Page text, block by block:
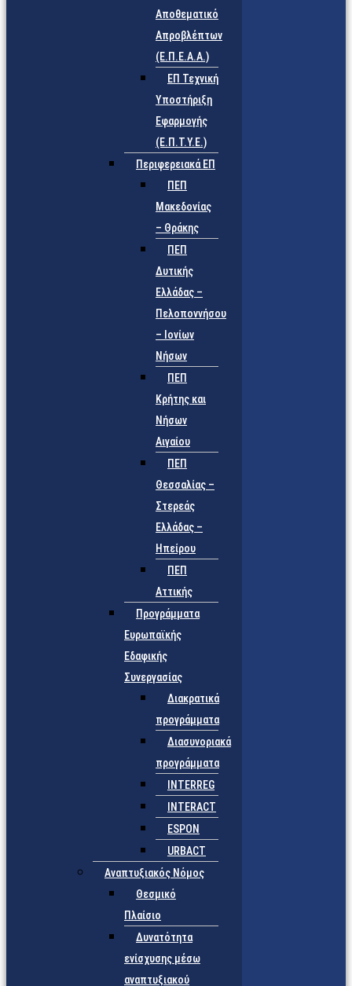
Αποθεματικό
Απροβλέπτων
(Ε.Π.Ε.Α.Α.)
ΕΠ Τεχνική
Υποστήριξη
Εφαρμογής
(Ε.Π.Τ.Υ.Ε.)
Περιφερειακά ΕΠ
ΠΕΠ
Μακεδονίας
– Θράκης
ΠΕΠ
Δυτικής
Ελλάδας –
Πελοποννήσου
– Ιονίων
Νήσων
ΠΕΠ
Κρήτης και
Νήσων
Αιγαίου
ΠΕΠ
Θεσσαλίας –
Στερεάς
Ελλάδας –
Ηπείρου
ΠΕΠ
Αττικής
Προγράμματα
Ευρωπαϊκής
Εδαφικής
Συνεργασίας
Διακρατικά
προγράμματα
Διασυνοριακά
προγράμματα
INTERREG
INTERACT
ESPON
URBACT
Αναπτυξιακός Νόμος
Θεσμικό
Πλαίσιο
Δυνατότητα
ενίσχυσης μέσω
αναπτυξιακού